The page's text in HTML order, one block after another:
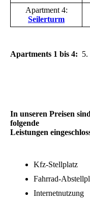
Apartment 4:
Seilerturm
Apartments 1 bis 4: 5.
In unseren Preisen sind
folgende
Leistungen
Kfz-Stellplatz
Fahrrad-
Internetnutzung